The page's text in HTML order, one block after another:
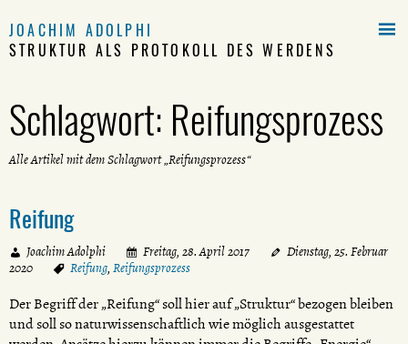
JOACHIM ADOLPHI
STRUKTUR ALS PROTOKOLL DES WERDENS
Schlagwort: Reifungsprozess
Alle Artikel mit dem Schlagwort „Reifungsprozess“
Reifung
Joachim Adolphi Freitag, 28. April 2017
Dienstag, 25. Februar
2020
Reifung, Reifungsprozess
Der Begriff der „Reifung“ soll hier auf „Struktur“ bezogen bleiben
und soll so naturwissenschaftlich wie möglich ausgestattet
